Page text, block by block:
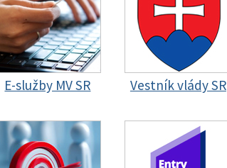
E-služby MV SR Vestník vlády SR